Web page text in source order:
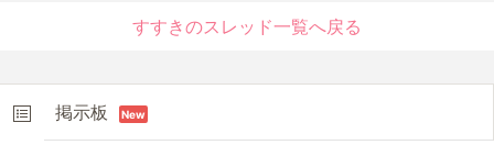
すすきのスレッド一覧へ戻る
掲示板 New